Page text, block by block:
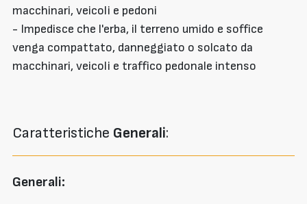
macchinari, veicoli e pedoni
- Impedisce che l'erba, il terreno umido e soffice
venga compattato, danneggiato o solcato da
macchinari, veicoli e traffico pedonale intenso
Caratteristiche Generali:
Generali: